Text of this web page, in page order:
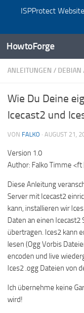
ISPProtect
Zum Inhalt springen
HowtoForge
ANLEITUNGEN / DEBIAN
Wie Du Deine
Icecast2 und
VON FALKO · AUGUST 21,
Version 1.0
Author: Falko Timme
Diese Anleitung
Server mit Icecast2
kann, installieren wir
Daten an einen Icecast2
übertragen. Ices2 kann
lesen (Ogg Vorbis
encoden und live
Ices2 .ogg Dateien von
Ich übernehme keine
wird!